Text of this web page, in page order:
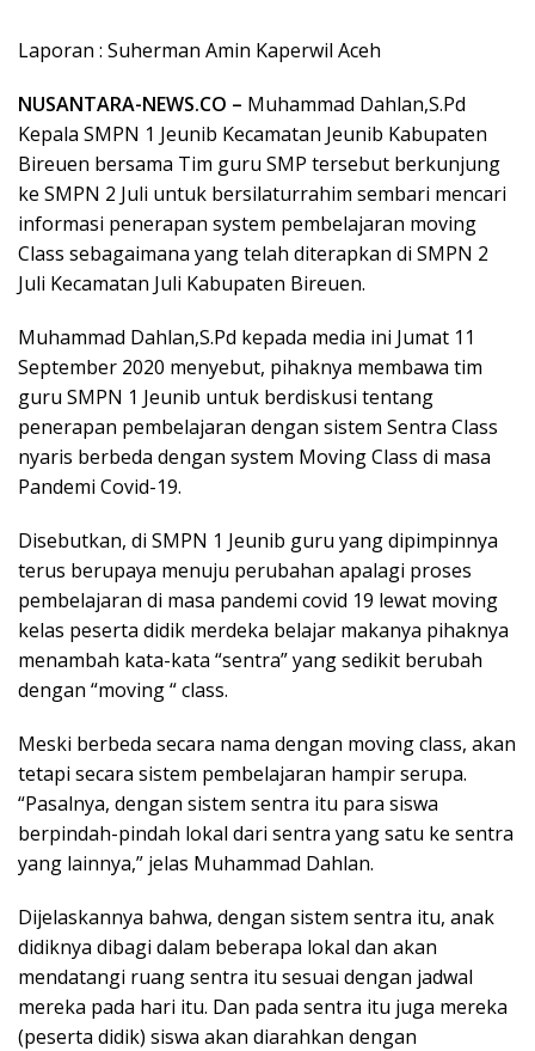
Laporan : Suherman Amin Kaperwil Aceh
NUSANTARA-NEWS.CO – Muhammad Dahlan,S.Pd
Kepala SMPN 1 Jeunib Kecamatan Jeunib Kabupaten
Bireuen bersama Tim guru SMP tersebut berkunjung
ke SMPN 2 Juli untuk bersilaturrahim sembari mencari
informasi penerapan system pembelajaran moving
Class sebagaimana yang telah diterapkan di SMPN 2
Juli Kecamatan Juli Kabupaten Bireuen.
Muhammad Dahlan,S.Pd kepada media ini Jumat 11
September 2020 menyebut, pihaknya membawa tim
guru SMPN 1 Jeunib untuk berdiskusi tentang
penerapan pembelajaran dengan sistem Sentra Class
nyaris berbeda dengan system Moving Class di masa
Pandemi Covid-19.
Disebutkan, di SMPN 1 Jeunib guru yang dipimpinnya
terus berupaya menuju perubahan apalagi proses
pembelajaran di masa pandemi covid 19 lewat moving
kelas peserta didik merdeka belajar makanya pihaknya
menambah kata-kata “sentra” yang sedikit berubah
dengan “moving “ class.
Meski berbeda secara nama dengan moving class, akan
tetapi secara sistem pembelajaran hampir serupa.
“Pasalnya, dengan sistem sentra itu para siswa
berpindah-pindah lokal dari sentra yang satu ke sentra
yang lainnya,” jelas Muhammad Dahlan.
Dijelaskannya bahwa, dengan sistem sentra itu, anak
didiknya dibagi dalam beberapa lokal dan akan
mendatangi ruang sentra itu sesuai dengan jadwal
mereka pada hari itu. Dan pada sentra itu juga mereka
(peserta didik) siswa akan diarahkan dengan